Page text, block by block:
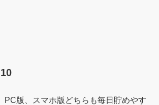
PC版、スマホ版どちらも毎日貯めやす